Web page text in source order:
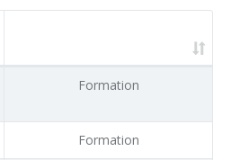
Formation
Formation